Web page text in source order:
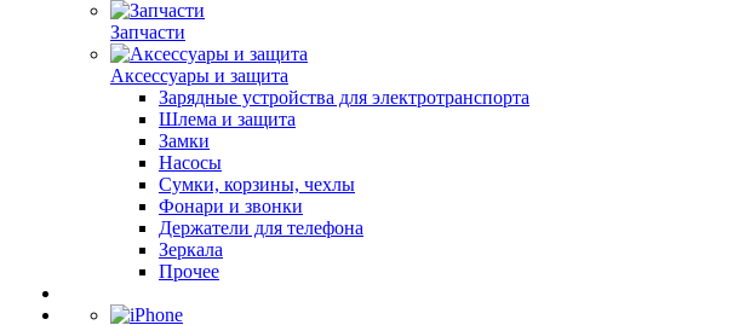
Запчасти
Аксессуары и защита
Зарядные устройства для электротранспорта
Шлема и защита
Замки
Насосы
Сумки, корзины, чехлы
Фонари и звонки
Держатели для телефона
Зеркала
Прочее